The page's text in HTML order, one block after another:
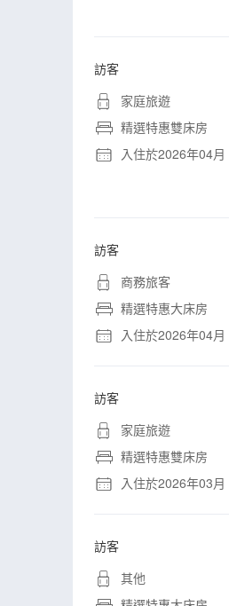
訪客
家庭旅遊
精選特惠雙床房
入住於2026年04月
訪客
商務旅客
精選特惠大床房
入住於2026年04月
訪客
家庭旅遊
精選特惠雙床房
入住於2026年03月
訪客
其他